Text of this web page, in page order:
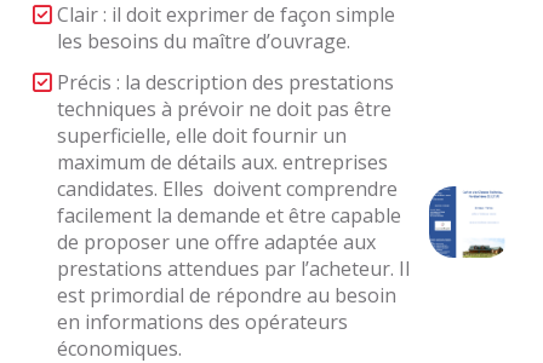
Clair : il doit exprimer de façon simple
les besoins du maître d’ouvrage.
Précis : la description des prestations
techniques à prévoir ne doit pas être
superficielle, elle doit fournir un
maximum de détails aux. entreprises
candidates. Elles doivent comprendre
facilement la demande et être capable
de proposer une offre adaptée aux
prestations attendues par l’acheteur. Il
est primordial de répondre au besoin
en informations des opérateurs
économiques.